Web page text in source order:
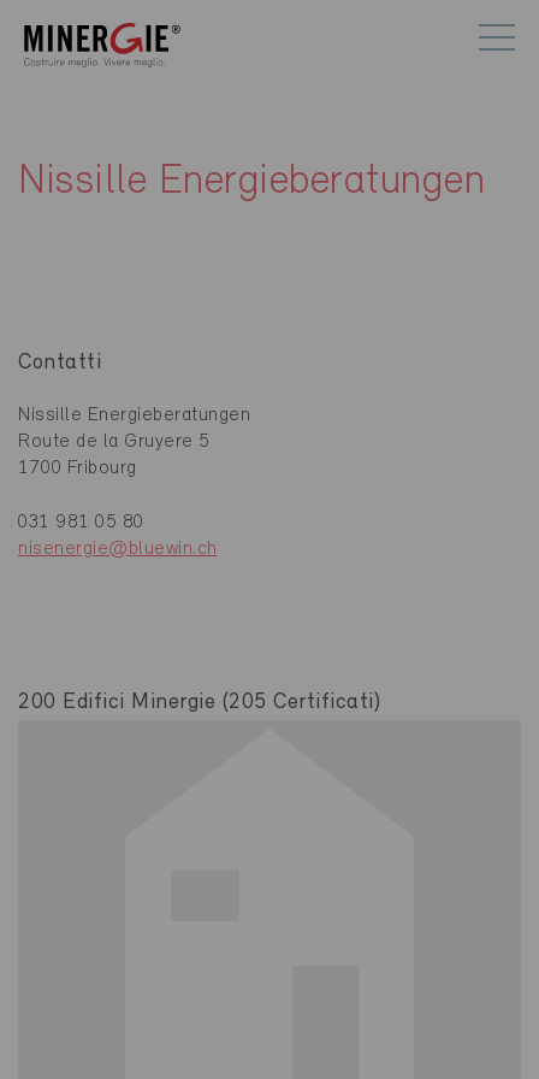
Nissille Energieberatungen
Contatti
Nissille Energieberatungen
Route de la Gruyere 5
1700 Fribourg
031 981 05 80
nisenergie@bluewin.ch
200 Edifici Minergie (205 Certificati)